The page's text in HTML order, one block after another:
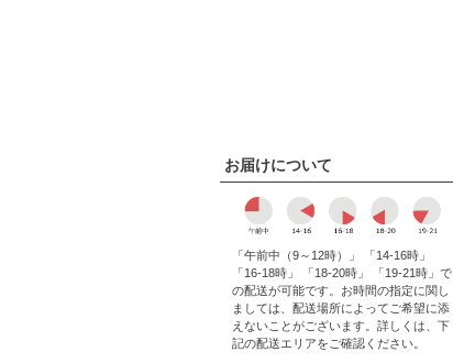
お届けについて
「午前中（9～12時）」 「14-16時」
「16-18時」 「18-20時」 「19-21時」で
の配送が可能です。お時間の指定に関し
ましては、配送場所によってご希望に添
えないことがございます。詳しくは、下
記の配送エリアをご確認ください。